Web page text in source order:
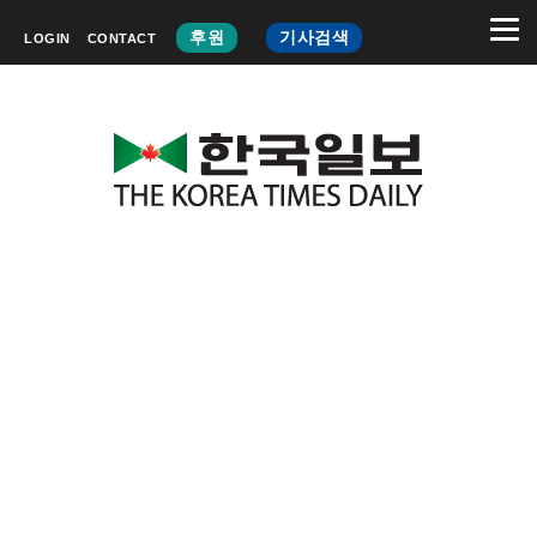
LOGIN CONTACT 후원 기사검색